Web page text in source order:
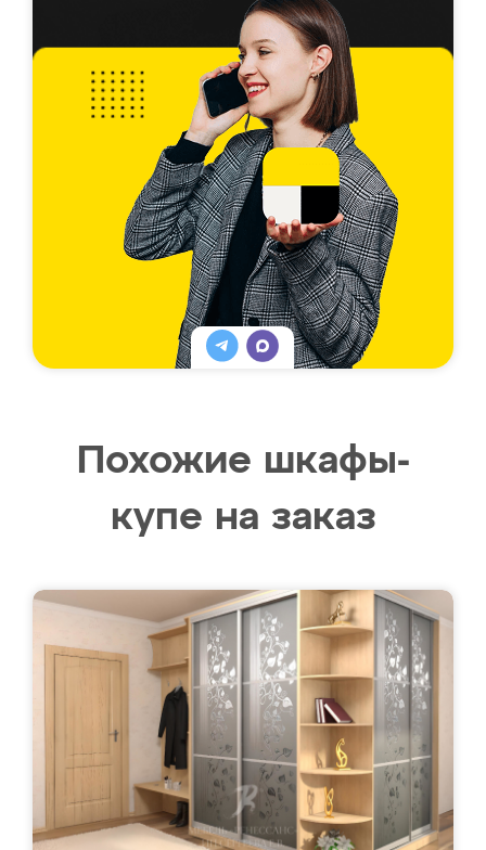
Похожие шкафы-
купе на заказ